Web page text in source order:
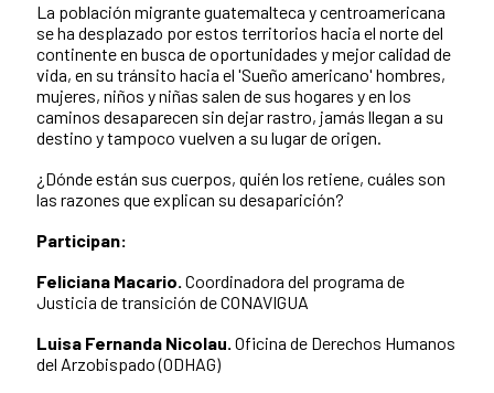
La población migrante guatemalteca y centroamericana
se ha desplazado por estos territorios hacia el norte del
continente en busca de oportunidades y mejor calidad de
vida, en su tránsito hacia el 'Sueño americano' hombres,
mujeres, niños y niñas salen de sus hogares y en los
caminos desaparecen sin dejar rastro, jamás llegan a su
destino y tampoco vuelven a su lugar de origen.
¿Dónde están sus cuerpos, quién los retiene, cuáles son
las razones que explican su desaparición?
Participan:
Feliciana Macario. Coordinadora del programa de
Justicia de transición de CONAVIGUA
Luisa Fernanda Nicolau. Oficina de Derechos Humanos
del Arzobispado (ODHAG)